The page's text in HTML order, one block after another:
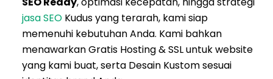
jasa SEO Kudus yang terarah, kami siap
memenuhi kebutuhan Anda. Kami bahkan
menawarkan Gratis Hosting & SSL untuk website
yang kami buat, serta Desain Kustom sesuai